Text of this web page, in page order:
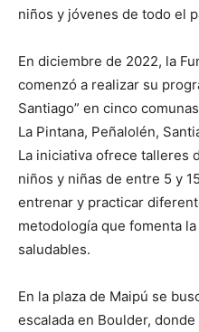
niños y jóvenes de todo el
En diciembre de 2022, la
comenzó a realizar su
Santiago” en cinco
La Pintana, Peñalolén,
La iniciativa ofrece talleres
niños y niñas de entre 5 y
entrenar y practicar
metodología que fomenta
saludables.
En la plaza de Maipú se
escalada en Boulder,